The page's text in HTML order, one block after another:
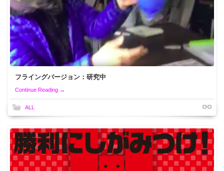
フライングバージョン：研究中
Continue Reading →
ALL